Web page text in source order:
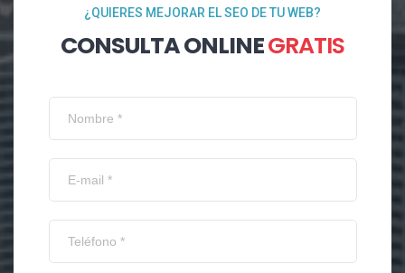
¿QUIERES MEJORAR EL SEO DE TU WEB?
CONSULTA ONLINEGRATIS